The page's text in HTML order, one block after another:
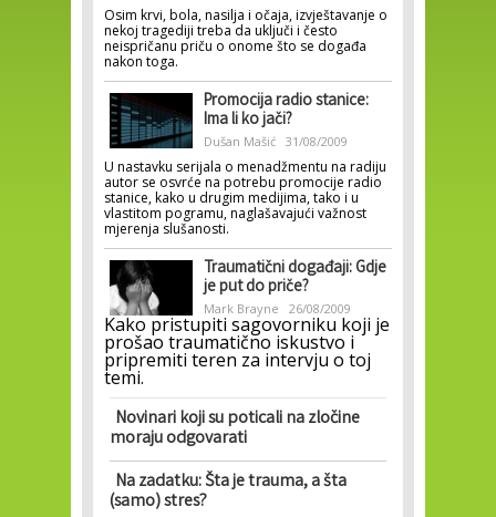
Osim krvi, bola, nasilja i očaja, izvještavanje o
nekoj tragediji treba da uključi i često
neispričanu priču o onome što se događa
nakon toga.
Promocija radio stanice:
Ima li ko jači?
Dušan Mašić 31/08/2009
U nastavku serijala o menadžmentu na radiju
autor se osvrće na potrebu promocije radio
stanice, kako u drugim medijima, tako i u
vlastitom pogramu, naglašavajući važnost
mjerenja slušanosti.
Traumatični događaji: Gdje
je put do priče?
Mark Brayne 26/08/2009
Kako pristupiti sagovorniku koji je
prošao traumatično iskustvo i
pripremiti teren za intervju o toj
temi.
Novinari koji su poticali na zločine
moraju odgovarati
Na zadatku: Šta je trauma, a šta
(samo) stres?